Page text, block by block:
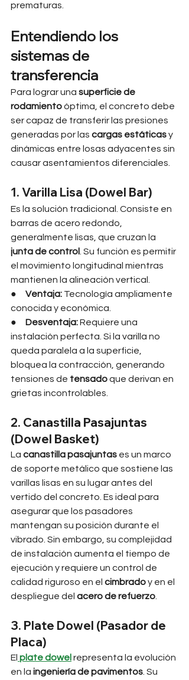
prematuras.
Entendiendo los
sistemas de
transferencia
Para lograr una superficie de
rodamiento óptima, el concreto debe
ser capaz de transferir las presiones
generadas por las cargas estáticas y
dinámicas entre losas adyacentes sin
causar asentamientos diferenciales.
1. Varilla Lisa (Dowel Bar)
Es la solución tradicional. Consiste en
barras de acero redondo,
generalmente lisas, que cruzan la
junta de control . Su función es permitir
el movimiento longitudinal mientras
mantienen la alineación vertical.
● Ventaja: Tecnología ampliamente
conocida y económica.
● Desventaja: Requiere una
instalación perfecta. Si la varilla no
queda paralela a la superficie,
bloquea la contracción, generando
tensiones de tensado que derivan en
grietas incontrolables.
2. Canastilla Pasajuntas
(Dowel Basket)
La canastilla pasajuntas es un marco
de soporte metálico que sostiene las
varillas lisas en su lugar antes del
vertido del concreto. Es ideal para
asegurar que los pasadores
mantengan su posición durante el
vibrado. Sin embargo, su complejidad
de instalación aumenta el tiempo de
ejecución y requiere un control de
calidad riguroso en el cimbrado y en el
despliegue del acero de refuerzo
3. Plate Dowel (Pasador de
Placa)
El plate dowel representa la evolución
en la ingeniería de pavimentos . Su